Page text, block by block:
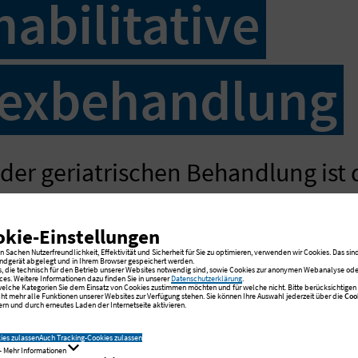
geriatrischen Behandlung ist
Aspekte bei
Erkrankungen.
beispielsweise nach Knochenbrüchen oder
plötzlich einen erhöhten Hilfebedarf in der
Einstellungen
Sachen Nutzerfreundlichkeit, Effektivität und Sicherheit für Sie zu optimieren, verwenden wir Cookies. Das
abgelegt und in Ihrem Browser gespeichert werden.
die technisch für den Betrieb unserer Websites notwendig sind, sowie Cookies zur anonymen Webanalyse
Weitere Informationen dazu finden Sie in unsererDatenschutzerklärung.
Kategorien Sie dem Einsatz von Cookies zustimmen möchten und für welche nicht. Bitte berücksichtigen
mehr alle Funktionen unserer Websites zur Verfügung stehen. Sie können Ihre Auswahl jederzeit über die
und durch erneutes Laden der Internetseite aktivieren.
zulassenAuch Tracking-Cookies zulassen
Mehr Informationen